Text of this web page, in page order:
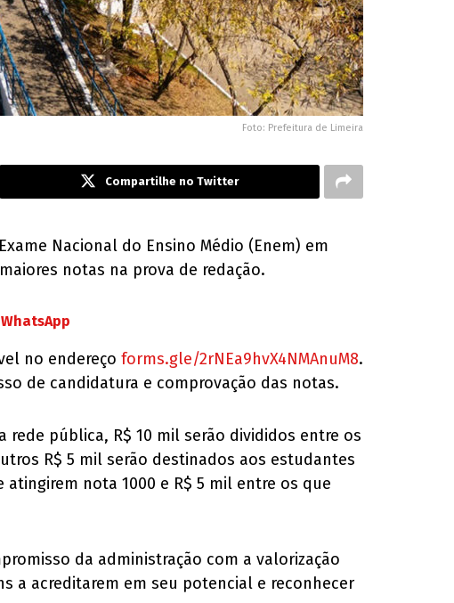
Foto: Prefeitura de Limeira
Compartilhe no Twitter
Nacional do Ensino Médio (Enem) em
notas na prova de redação.
no endereço forms.gle/2rNEa9hvX4NMAnuM8.
de candidatura e comprovação das notas.
pública, R$ 10 mil serão divididos entre os
R$ 5 mil serão destinados aos estudantes
nota 1000 e R$ 5 mil entre os que
da administração com a valorização
a acreditarem em seu potencial e reconhecer